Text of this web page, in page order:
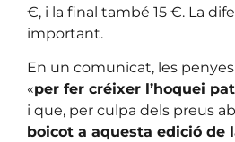
€, i la final també 15 €. La
important.
En un comunicat, les
«per fer créixer l’hoquei
i que, per culpa dels preus
boicot a aquesta edició de